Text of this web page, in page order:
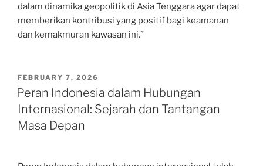
dalam dinamika geopolitik di Asia Tenggara agar dapat
memberikan kontribusi yang positif bagi keamanan
dan kemakmuran kawasan ini.”
POSTED
ON
FEBRUARY 7, 2026
Peran Indonesia dalam Hubungan
Internasional: Sejarah dan Tantangan
Masa Depan